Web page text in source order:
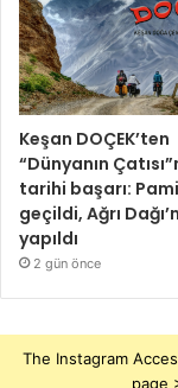
Keşan DOÇEK’ten
“Dünyanın
tarihi başarı:
geçildi, Ağrı
yapıldı
2 gün önce
The Instagram
page